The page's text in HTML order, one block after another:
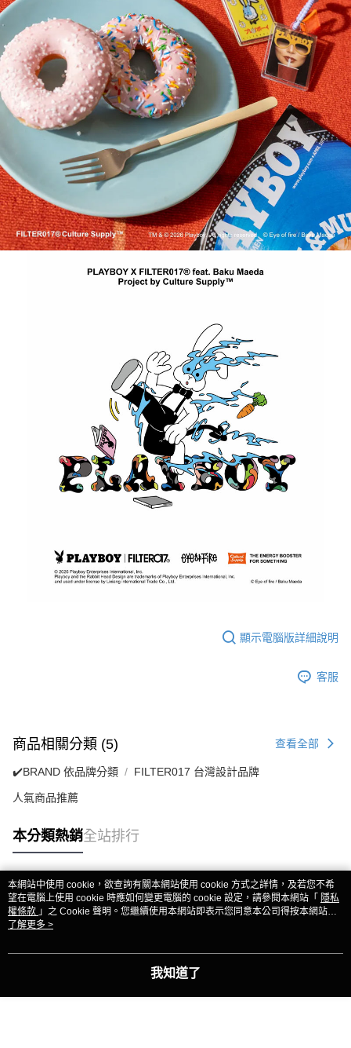
顯示電腦版詳細說明
客服
商品相關分類 (5) 查看全部
✔️BRAND 依品牌分類 FILTER017 台灣設計品牌
人氣商品推薦
本分類熱銷全站排行
熱門標籤
本網站中使用 cookie，欲查詢有關本網站使用 cookie 方式之詳情，及若您不希
望在電腦上使用 cookie 時應如何變更電腦的 cookie 設定，請參閱本網站「 隱私
權條款 」之 Cookie 聲明。您繼續使用本網站即表示您同意本公司得按本網站使
用條款之 Cookie 聲明使用 cookie。
了解更多 >
我知道了